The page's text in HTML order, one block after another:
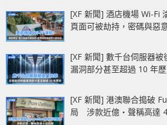
[XF 新聞] 酒店機場 Wi-Fi
頁面可被劫持，密碼與惡
[XF 新聞] 數千台伺服器
漏洞部分甚至超過 10 年
[XF 新聞] 港澳聯合搗破
局 涉款近億‧聲稱高達